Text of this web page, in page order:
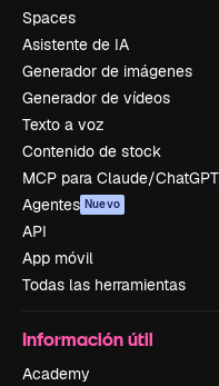
Spaces
Asistente de IA
Generador de imágenes
Generador de vídeos
Texto a voz
Contenido de stock
MCP para Claude/ChatGPT
Agentes Nuevo
API
App móvil
Todas las herramientas
Información útil
Academy